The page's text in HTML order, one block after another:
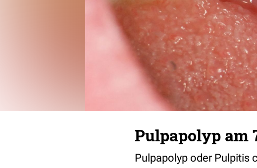
Pulpapolyp am
Pulpapolyp oder Pulpitis